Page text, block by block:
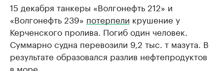
15 декабря танкеры «Волгонефть 212» и
«Волгонефть 239» потерпели крушение у
Керченского пролива. Погиб один человек.
Суммарно судна перевозили 9,2 тыс. т мазута. В
результате образовался разлив нефтепродуктов
в море.